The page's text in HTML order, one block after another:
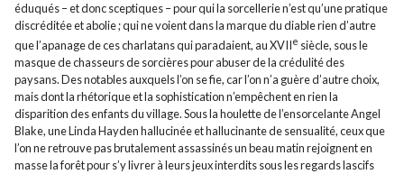
éduqués – et donc sceptiques – pour qui la sorcellerie n’est qu’une pratique
discréditée et abolie ; qui ne voient dans la marque du diable rien d’autre
que l’apanage de ces charlatans qui paradaient, au XVIIe siècle, sous le
masque de chasseurs de sorcières pour abuser de la crédulité des
paysans. Des notables auxquels l’on se fie, car l’on n’a guère d’autre choix,
mais dont la rhétorique et la sophistication n’empêchent en rien la
disparition des enfants du village. Sous la houlette de l’ensorcelante Angel
Blake, une Linda Hayden hallucinée et hallucinante de sensualité, ceux que
l’on ne retrouve pas brutalement assassinés un beau matin rejoignent en
masse la forêt pour s’y livrer à leurs jeux interdits sous les regards lascifs